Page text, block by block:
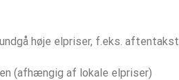
høje elpriser, f.eks. aftentakst
(afhængig af lokale elpriser)